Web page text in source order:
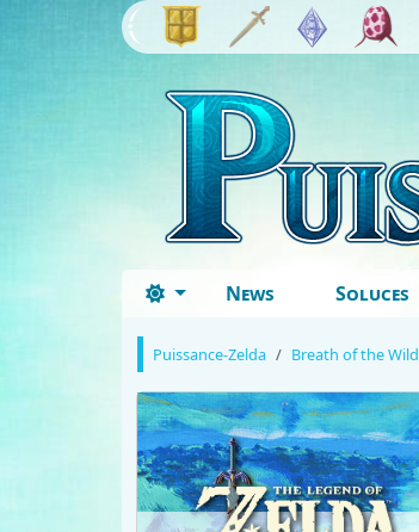
News Soluces
Puissance-Zelda Breath of the Wild